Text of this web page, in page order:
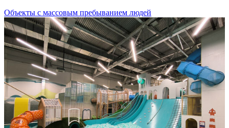
Объекты с массовым пребыванием людей